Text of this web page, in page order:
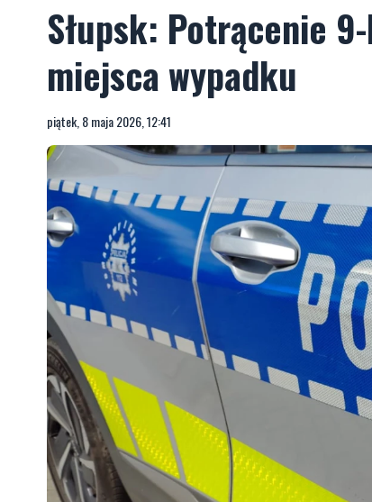
Słupsk: Potrącenie
miejsca wypadku
piątek, 8 maja 2026, 12:41